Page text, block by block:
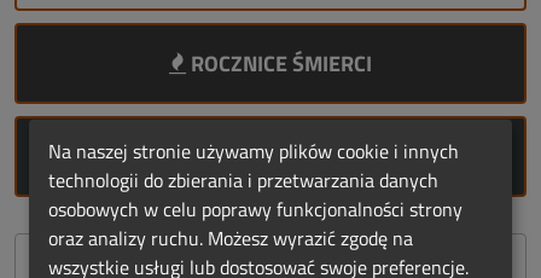
ROCZNICE ŚMIERCI
ROCZNICE URODZIN
E-PAMIĄTKA
Na naszej stronie używamy plików cookie i innych
technologii do zbierania i przetwarzania danych
osobowych w celu poprawy funkcjonalności strony
oraz analizy ruchu. Możesz wyrazić zgodę na
wszystkie usługi lub dostosować swoje preferencje.